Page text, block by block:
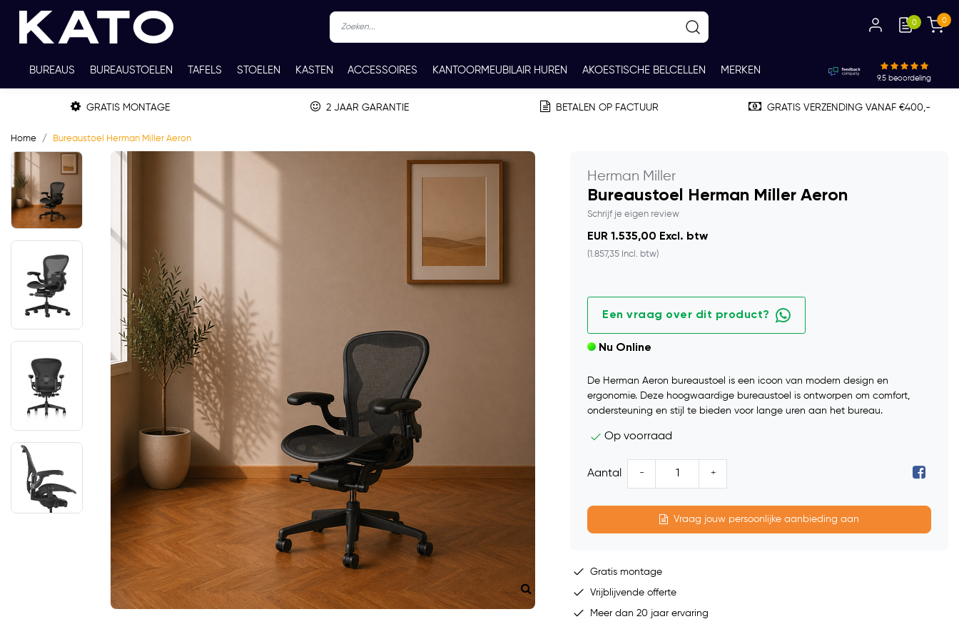
0 0
BUREAUS BUREAUSTOELEN TAFELS STOELEN KASTEN ACCESSOIRES KANTOORMEUBILAIR HUREN AKOESTISCHE BELCELLEN MERKEN
TWEEDEHANDS THUISWERKPLEKKEN WERKBLADKLEUREN CONTACT
9.5 beoordeling
GRATIS MONTAGE 2 JAAR GARANTIE BETALEN OP FACTUUR GRATIS VERZENDING VANAF €400,-
Home Bureaustoel Herman Miller Aeron
Herman Miller
Bureaustoel Herman Miller Aeron
Schrijf je eigen review
EUR 1.535,00 Excl. btw
(1.857,35 Incl. btw)
Een vraag over dit product?
Nu Online
De Herman Aeron bureaustoel is een icoon van modern design en
ergonomie. Deze hoogwaardige bureaustoel is ontworpen om comfort,
ondersteuning en stijl te bieden voor lange uren aan het bureau.
Op voorraad
Aantal - +
Vraag jouw persoonlijke aanbieding aan
Gratis montage
Vrijblijvende offerte
Meer dan 20 jaar ervaring